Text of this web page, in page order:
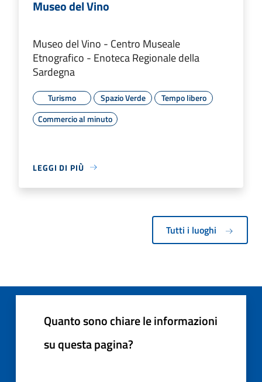
Museo del Vino
Museo del Vino - Centro Museale
Etnografico - Enoteca Regionale della
Sardegna
Turismo Spazio Verde
Tempo libero
Commercio al minuto
LEGGI DI PIÙ
Tutti i luoghi
Quanto sono chiare le informazioni
su questa pagina?